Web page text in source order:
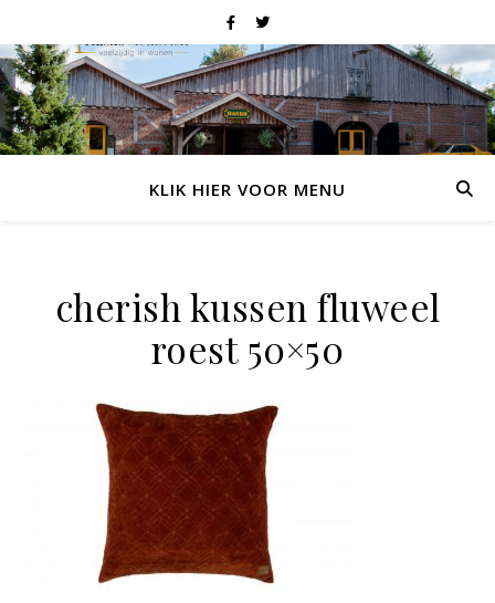
KLIK HIER VOOR MENU
cherish kussen fluweel
roest 50×50